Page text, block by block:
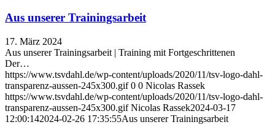
Aus unserer Trainingsarbeit
17. März 2024
Aus unserer Trainingsarbeit | Training mit Fortgeschrittenen
Der…
https://www.tsvdahl.de/wp-content/uploads/2020/11/tsv-logo-dahl-
transparenz-aussen-245x300.gif 0 0 Nicolas Rassek
https://www.tsvdahl.de/wp-content/uploads/2020/11/tsv-logo-dahl-
transparenz-aussen-245x300.gif Nicolas Rassek2024-03-17
12:00:142024-02-26 17:35:55Aus unserer Trainingsarbeit